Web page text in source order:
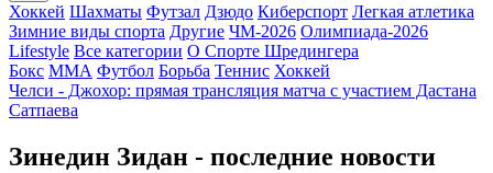
Хоккей Шахматы Футзал Дзюдо Киберспорт Легкая атлетика
Зимние виды спорта Другие ЧМ-2026 Олимпиада-2026
Lifestyle Все категории О Спорте Шредингера
Бокс ММА Футбол Борьба Теннис Хоккей
Челси - Джохор: прямая трансляция матча с участием Дастана
Сатпаева
Зинедин Зидан - последние новости